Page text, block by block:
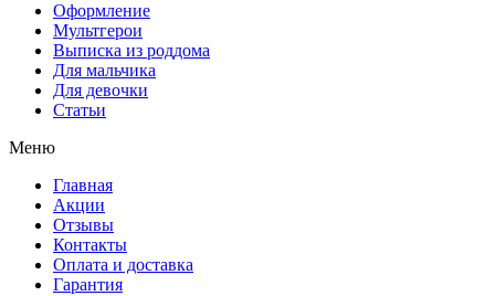
Оформление
Мультгерои
Выписка из роддома
Для мальчика
Для девочки
Статьи
Меню
Главная
Акции
Отзывы
Контакты
Оплата и доставка
Гарантия